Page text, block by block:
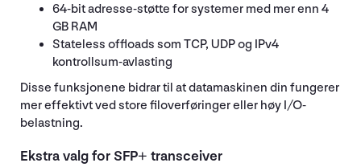
64-bit adresse-støtte for systemer med mer enn 4
GB RAM
Stateless offloads som TCP, UDP og IPv4
kontrollsum-avlasting
Disse funksjonene bidrar til at datamaskinen din fungerer
mer effektivt ved store filoverføringer eller høy I/O-
belastning.
Ekstra valg for SFP+ transceiver